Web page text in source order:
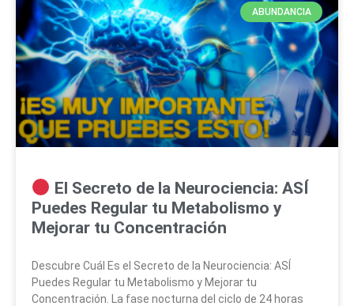
ABUNDANCIA
El Secreto de la Neurociencia: ASÍ
Puedes Regular tu Metabolismo y
Mejorar tu Concentración
Descubre Cuál Es el Secreto de la Neurociencia: ASÍ
Puedes Regular tu Metabolismo y Mejorar tu
Concentración. La fase nocturna del ciclo de 24 horas